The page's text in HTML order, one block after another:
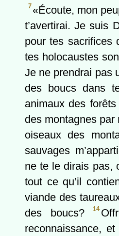
7 «Écoute, mon
t’avertirai. Je suis
pour tes sacrifices
tes holocaustes
Je ne prendrai pas
des boucs dans
animaux des
des montagnes
oiseaux des
sauvages
ne te le dirais pas,
tout ce qu’il
viande des
des boucs?14
reconnaissance,